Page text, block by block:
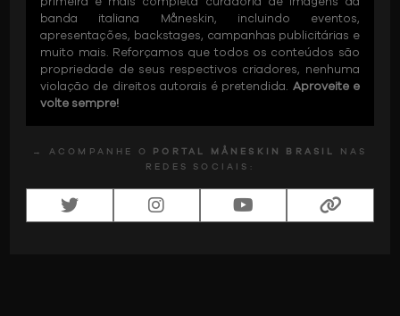
banda italiana Måneskin, incluindo eventos,
apresentações, backstages, campanhas publicitárias e
muito mais. Reforçamos que todos os conteúdos são
propriedade de seus respectivos criadores, nenhuma
violação de direitos autorais é pretendida. Aproveite e
volte sempre!
→ ACOMPANHE O PORTAL MÅNESKIN BRASIL
NAS
REDES SOCIAIS: